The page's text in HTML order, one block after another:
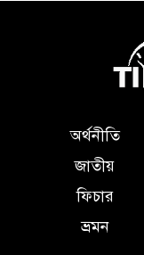
অর্থনীতি
জাতীয়
ফিচার
ভ্রমন